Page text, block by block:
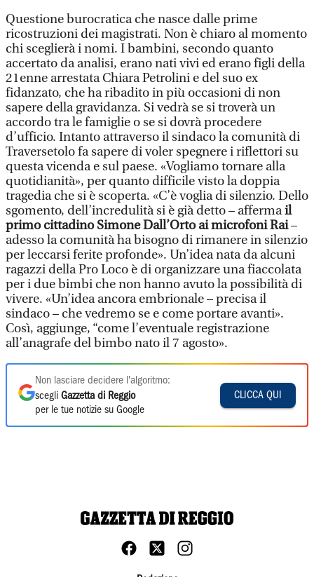
Questione burocratica che nasce dalle prime
ricostruzioni dei magistrati. Non è chiaro al momento
chi sceglierà i nomi. I bambini, secondo quanto
accertato da analisi, erano nati vivi ed erano figli della
21enne arrestata Chiara Petrolini e del suo ex
fidanzato, che ha ribadito in più occasioni di non
sapere della gravidanza. Si vedrà se si troverà un
accordo tra le famiglie o se si dovrà procedere
d’ufficio. Intanto attraverso il sindaco la comunità di
Traversetolo fa sapere di voler spegnere i riflettori su
questa vicenda e sul paese. «Vogliamo tornare alla
quotidianità», per quanto difficile visto la doppia
tragedia che si è scoperta. «C’è voglia di silenzio. Dello
sgomento, dell’incredulità si è già detto – affermail
primo cittadino Simone Dall’Orto ai microfoni Rai–
adesso la comunità ha bisogno di rimanere in silenzio
per leccarsi ferite profonde». Un’idea nata da alcuni
ragazzi della Pro Loco è di organizzare una fiaccolata
per i due bimbi che non hanno avuto la possibilità di
vivere. «Un’idea ancora embrionale – precisa il
sindaco – che vedremo se e come portare avanti».
Così, aggiunge, “come l’eventuale registrazione
all’anagrafe del bimbo nato il 7 agosto».
Non lasciare decidere l'algoritmo:
scegli Gazzetta di Reggio
per le tue notizie su Google
CLICCA QUI